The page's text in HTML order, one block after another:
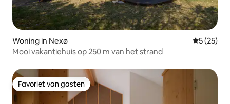
Woning in Nexø
5 (25)
Mooi vakantiehuis op 250 m van het strand
Favoriet van gasten
Favoriet van gasten